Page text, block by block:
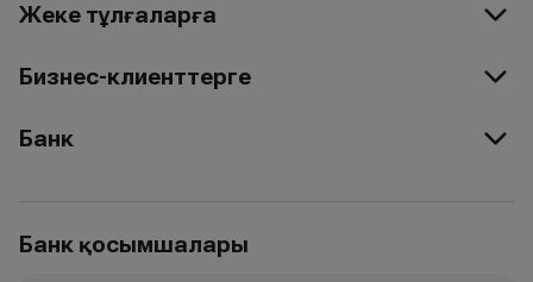
Жеке тұлғаларға
Бизнес-клиенттерге
Банк
Банк қосымшалары